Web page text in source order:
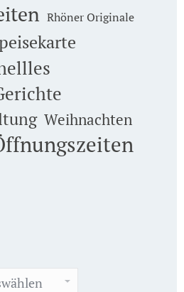
Rhöner Originale
Weihnachten